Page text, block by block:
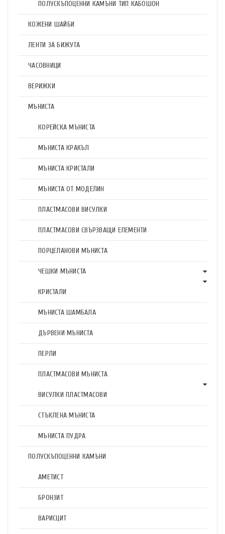
ПОЛУСКЪПОЦЕННИ КАМЪНИ ТИП КАБОШОН
КОЖЕНИ ШАЙБИ
ЛЕНТИ ЗА БИЖУТА
ЧАСОВНИЦИ
ВЕРИЖКИ
МЪНИСТА
КОРЕЙСКА МЪНИСТА
МЪНИСТА КРАКЪЛ
МЪНИСТА КРИСТАЛИ
МЪНИСТА ОТ МОДЕЛИН
ПЛАСТМАСОВИ ВИСУЛКИ
ПЛАСТМАСОВИ СВЪРЗВАЩИ ЕЛЕМЕНТИ
ПОРЦЕЛАНОВИ МЪНИСТА
ЧЕШКИ МЪНИСТА
КРИСТАЛИ
МЪНИСТА ШАМБАЛА
ДЪРВЕНИ МЪНИСТА
ПЕРЛИ
ПЛАСТМАСОВИ МЪНИСТА
ВИСУЛКИ ПЛАСТМАСОВИ
СТЪКЛЕНА МЪНИСТА
МЪНИСТА ПУДРА
ПОЛУСКЪПОЦЕННИ КАМЪНИ
АМЕТИСТ
БРОНЗИТ
ВАРИСЦИТ